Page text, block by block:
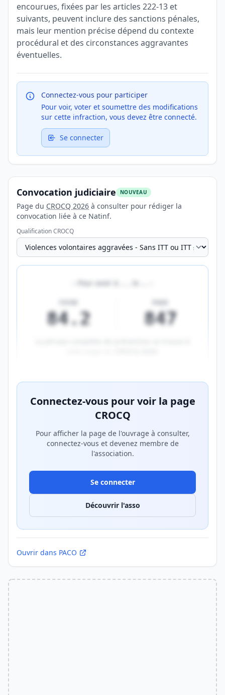
encourues, fixées par les articles 222-13 et
suivants, peuvent inclure des sanctions pénales,
mais leur mention précise dépend du contexte
procédural et des circonstances aggravantes
éventuelles.
Connectez-vous pour participer
Pour voir, voter et soumettre des modifications
sur cette infraction, vous devez être connecté.
Se connecter
Convocation judiciaire NOUVEAU
Page du CROCQ 2026 à consulter pour rédiger la
convocation liée à ce Natinf.
Qualification CROCQ
Pour avoir à
84.2 847
Connectez-vous pour voir la page
CROCQ
Pour afficher la page de l'ouvrage à consulter,
connectez-vous et devenez membre de
l'association.
Se connecter
Découvrir l'asso
Ouvrir dans PACO